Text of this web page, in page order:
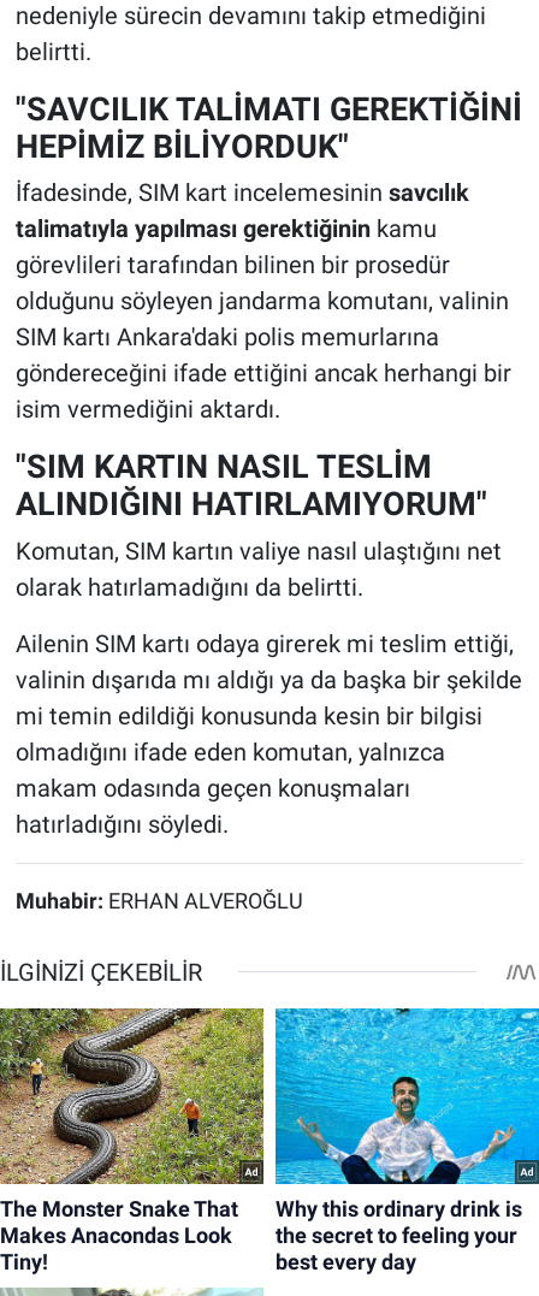
nedeniyle sürecin devamını takip etmediğini
belirtti.
"SAVCILIK TALİMATI GEREKTİĞİNİ
HEPİMİZ BİLİYORDUK"
İfadesinde, SIM kart incelemesinin savcılık
talimatıyla yapılması gerektiğininkamu
görevlileri tarafından bilinen bir prosedür
olduğunu söyleyen jandarma komutanı, valinin
SIM kartı Ankara'daki polis memurlarına
göndereceğini ifade ettiğini ancak herhangi bir
isim vermediğini aktardı.
"SIM KARTIN NASIL TESLİM
ALINDIĞINI HATIRLAMIYORUM"
Komutan, SIM kartın valiye nasıl ulaştığını net
olarak hatırlamadığını da belirtti.
Ailenin SIM kartı odaya girerek mi teslim ettiği,
valinin dışarıda mı aldığı ya da başka bir şekilde
mi temin edildiği konusunda kesin bir bilgisi
olmadığını ifade eden komutan, yalnızca
makam odasında geçen konuşmaları
hatırladığını söyledi.
Muhabir: ERHAN ALVEROĞLU